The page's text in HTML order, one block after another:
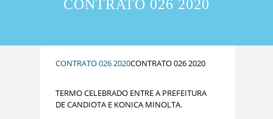
CONTRATO 026 2020
CONTRATO 026 2020CONTRATO 026 2020
TERMO CELEBRADO ENTRE A PREFEITURA
DE CANDIOTA E KONICA MINOLTA.